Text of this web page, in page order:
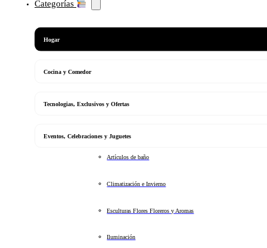
Categorías
Hogar
Cocina y Comedor
Tecnologias, Exclusivos y Ofertas
Eventos, Celebraciones y Juguetes
Artículos de baño
Climatización e Invierno
Esculturas Flores Floreros y Aromas
Iluminación